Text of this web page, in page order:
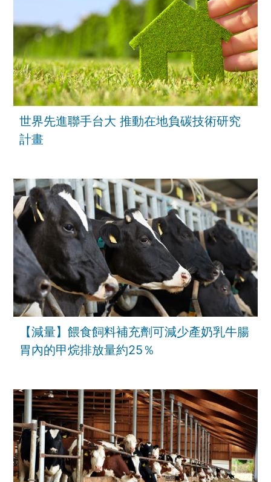
世界先進聯手台大 推動在地負碳技術研究
計畫
【減量】餵食飼料補充劑可減少產奶乳牛腸
胃內的甲烷排放量約25％